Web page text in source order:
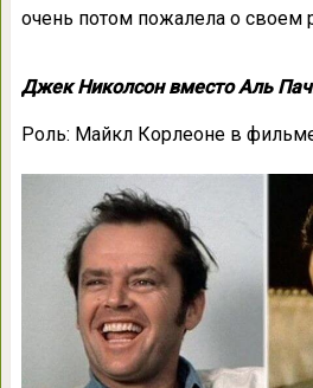
очень потом пожалела о своем
Джек Николсон вместо Аль
Роль: Майкл Корлеоне в